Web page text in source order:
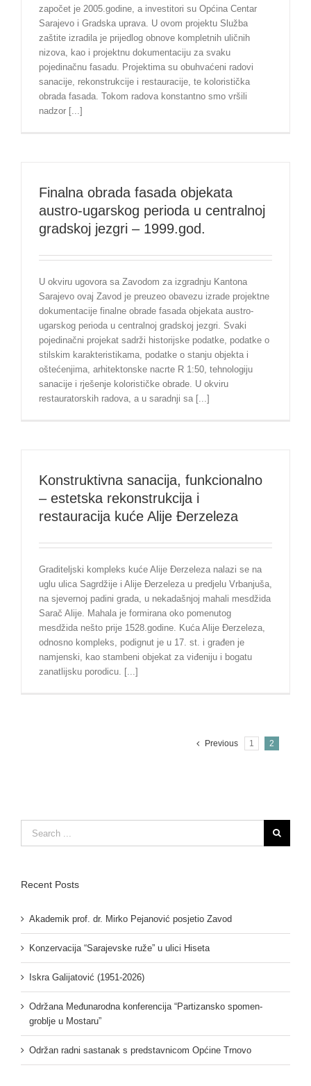
započet je 2005.godine, a investitori su Općina Centar
Sarajevo i Gradska uprava. U ovom projektu Služba
zaštite izradila je prijedlog obnove kompletnih uličnih
nizova, kao i projektnu dokumentaciju za svaku
pojedinačnu fasadu. Projektima su obuhvaćeni radovi
sanacije, rekonstrukcije i restauracije, te koloristička
obrada fasada. Tokom radova konstantno smo vršili
nadzor [...]
Finalna obrada fasada objekata
austro-ugarskog perioda u centralnoj
gradskoj jezgri – 1999.god.
U okviru ugovora sa Zavodom za izgradnju Kantona
Sarajevo ovaj Zavod je preuzeo obavezu izrade projektne
dokumentacije finalne obrade fasada objekata austro-
ugarskog perioda u centralnoj gradskoj jezgri. Svaki
pojedinačni projekat sadrži historijske podatke, podatke o
stilskim karakteristikama, podatke o stanju objekta i
oštećenjima, arhitektonske nacrte R 1:50, tehnologiju
sanacije i rješenje kolorističke obrade. U okviru
restauratorskih radova, a u saradnji sa [...]
Konstruktivna sanacija, funkcionalno
– estetska rekonstrukcija i
restauracija kuće Alije Đerzeleza
Graditeljski kompleks kuće Alije Đerzeleza nalazi se na
uglu ulica Sagrdžije i Alije Đerzeleza u predjelu Vrbanjuša,
na sjevernoj padini grada, u nekadašnjoj mahali mesdžida
Sarač Alije. Mahala je formirana oko pomenutog
mesdžida nešto prije 1528.godine. Kuća Alije Đerzeleza,
odnosno kompleks, podignut je u 17. st. i građen je
namjenski, kao stambeni objekat za viđeniju i bogatu
zanatlijsku porodicu. [...]
Previous 1 2
Recent Posts
Akademik prof. dr. Mirko Pejanović posjetio Zavod
Konzervacija “Sarajevske ruže” u ulici Hiseta
Iskra Galijatović (1951-2026)
Održana Međunarodna konferencija “Partizansko spomen-
groblje u Mostaru”
Održan radni sastanak s predstavnicom Općine Trnovo